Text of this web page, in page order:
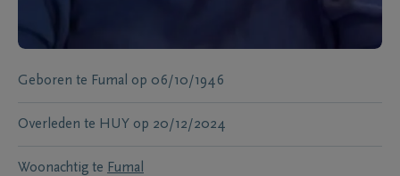
Geboren te Fumal op 06/10/1946
Overleden te HUY op 20/12/2024
Woonachtig te Fumal